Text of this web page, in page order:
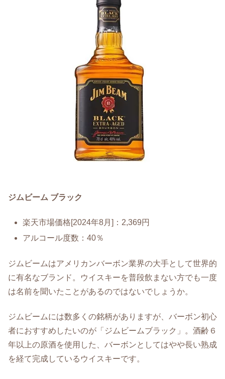
ジムビーム ブラック
楽天市場価格[2024年8月]：2,369円
アルコール度数：40％
ジムビームはアメリカンバーボン業界の大手として世界的
に有名なブランド。ウイスキーを普段飲まない方でも一度
は名前を聞いたことがあるのではないでしょうか。
ジムビームには数多くの銘柄がありますが、バーボン初心
者におすすめしたいのが「ジムビームブラック」。酒齢６
年以上の原酒を使用した、バーボンとしてはやや長い熟成
を経て完成しているウイスキーです。